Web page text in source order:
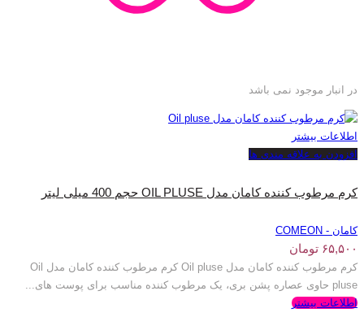
در انبار موجود نمی باشد
اطلاعات بیشتر
افزودن به علاقه مندی ها
کرم مرطوب کننده کامان مدل OIL PLUSE حجم 400 میلی لیتر
کامان - COMEON
۶۵,۵۰۰ تومان
کرم مرطوب کننده کامان مدل Oil pluse کرم مرطوب کننده کامان مدل Oil
pluse حاوی عصاره پشن بری، یک مرطوب کننده مناسب برای پوست های...
اطلاعات بیشتر